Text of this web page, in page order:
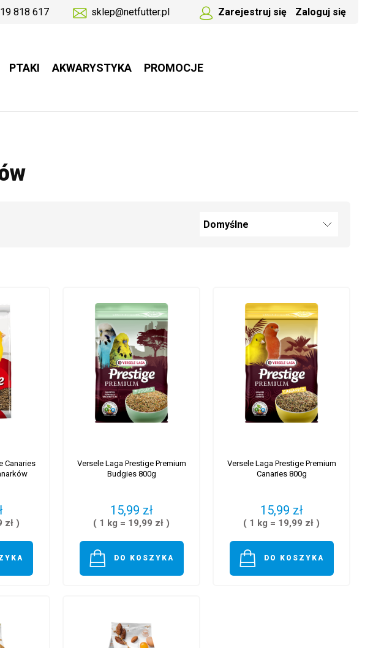
818 617 sklep@netfutter.pl Zarejestruj się Zaloguj się
PTAKI AKWARYSTYKA PROMOCJE
Canaries
zł )
Versele Laga Prestige Premium
Budgies 800g
15,99 zł
( 1 kg = 19,99 zł )
DO KOSZYKA
Versele Laga Prestige Premium
Canaries 800g
15,99 zł
( 1 kg = 19,99 zł )
DO KOSZYKA